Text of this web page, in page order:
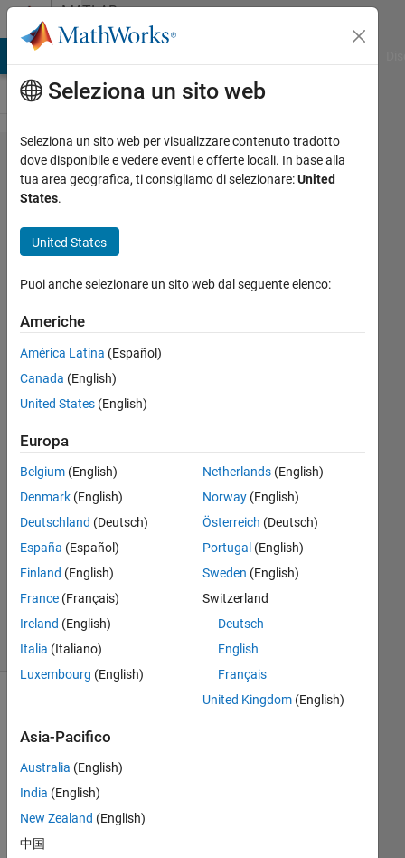
Vai al contenutoMATLAB
Answers
How to
save videos
MATLAB
application?
NAVNEET
5 Giu
1
Risposta
Risposta
accettata
Aggiornato
6
Visualizzazioni
(30 giorni)
meno
recenti
I
Seleziona un sito web
Seleziona un sito web per visualizzare contenuto tradotto
dove disponibile e vedere eventi e offerte locali. In base alla
tua area geografica, ti consigliamo di selezionare:United
States.
United States
Puoi anche selezionare un sito web dal seguente elenco:
Americhe
América Latina (Español)
Canada (English)
United States (English)
Europa
Belgium (English)
Denmark (English)
Deutschland (Deutsch)
España (Español)
Finland (English)
France (Français)
Ireland (English)
Italia (Italiano)
Luxembourg (English)
Netherlands(English)
Norway(English)
Österreich (Deutsch)
Portugal (English)
Sweden (English)
Switzerland
Deutsch
English
Français
United Kingdom(English)
Asia-Pacifico
Australia (English)
India (English)
New Zealand (English)
中国